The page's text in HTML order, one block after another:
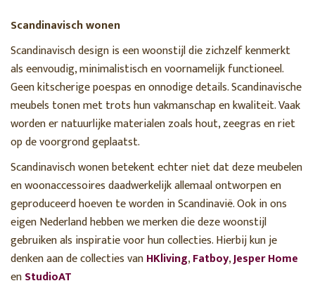
Scandinavisch wonen
Scandinavisch design is een woonstijl die zichzelf kenmerkt
als eenvoudig, minimalistisch en voornamelijk functioneel.
Geen kitscherige poespas en onnodige details. Scandinavische
meubels tonen met trots hun vakmanschap en kwaliteit. Vaak
worden er natuurlijke materialen zoals hout, zeegras en riet
op de voorgrond geplaatst.
Scandinavisch wonen betekent echter niet dat deze meubelen
en woonaccessoires daadwerkelijk allemaal ontworpen en
geproduceerd hoeven te worden in Scandinavië. Ook in ons
eigen Nederland hebben we merken die deze woonstijl
gebruiken als inspiratie voor hun collecties. Hierbij kun je
denken aan de collecties vanHKliving,Fatboy,Jesper Home
enStudioAT